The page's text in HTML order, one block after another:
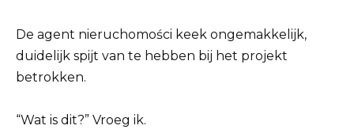
De agent nieruchomości keek ongemakkelijk,
duidelijk spijt van te hebben bij het projekt
betrokken.
“Wat is dit?” Vroeg ik.